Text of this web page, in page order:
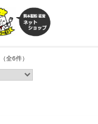
（全6件）